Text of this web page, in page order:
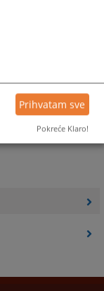
Prihvatam sve
Pokreće Klaro!